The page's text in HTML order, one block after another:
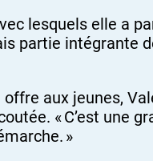
lesquels elle a
partie intégrante
aux jeunes,
« C’est une
»